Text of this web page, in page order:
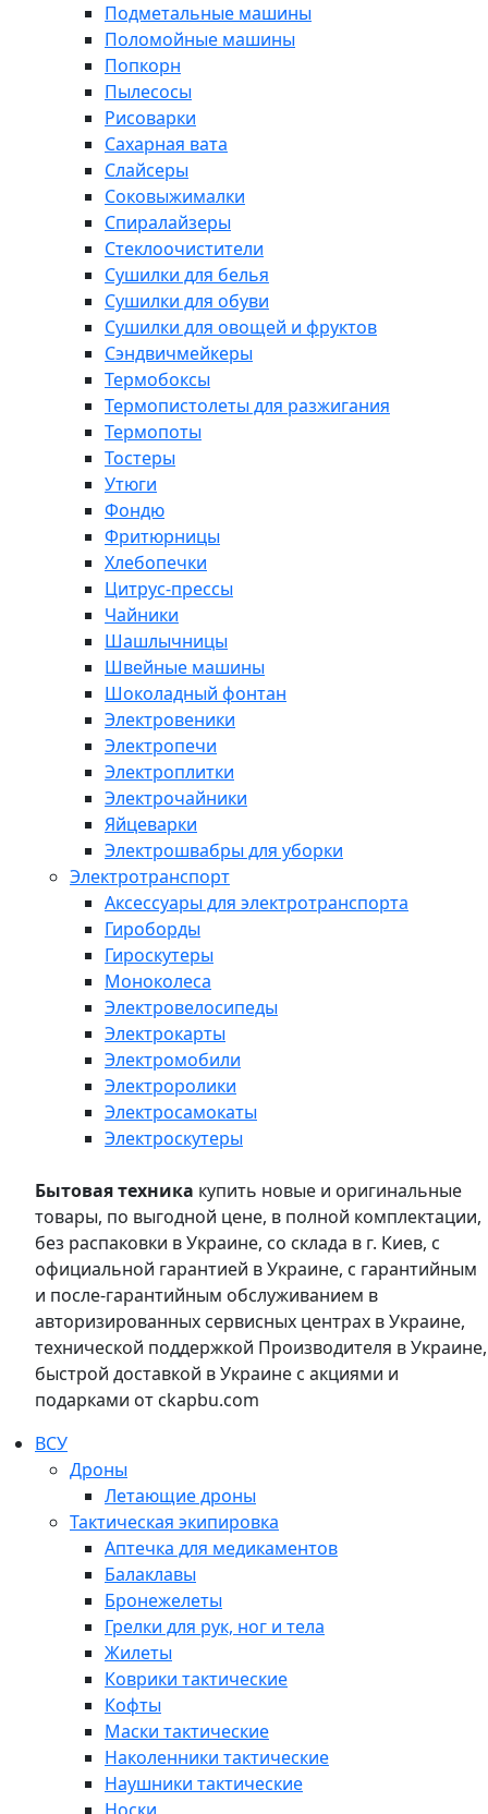
Подметальные машины
Поломойные машины
Попкорн
Пылесосы
Рисоварки
Сахарная вата
Слайсеры
Соковыжималки
Спиралайзеры
Стеклоочистители
Сушилки для белья
Сушилки для обуви
Сушилки для овощей и фруктов
Сэндвичмейкеры
Термобоксы
Термопистолеты для разжигания
Термопоты
Тостеры
Утюги
Фондю
Фритюрницы
Хлебопечки
Цитрус-прессы
Чайники
Шашлычницы
Швейные машины
Шоколадный фонтан
Электровеники
Электропечи
Электроплитки
Электрочайники
Яйцеварки
Электрошвабры для уборки
Электротранспорт
Аксессуары для электротранспорта
Гироборды
Гироскутеры
Моноколеса
Электровелосипеды
Электрокарты
Электромобили
Электроролики
Электросамокаты
Электроскутеры
Бытовая техника купить новые и оригинальные
товары, по выгодной цене, в полной комплектации,
без распаковки в Украине, со склада в г. Киев, с
официальной гарантией в Украине, с гарантийным
и после-гарантийным обслуживанием в
авторизированных сервисных центрах в Украине,
технической поддержкой Производителя в Украине,
быстрой доставкой в Украине с акциями и
подарками от ckapbu.com
ВСУ
Дроны
Летающие дроны
Тактическая экипировка
Аптечка для медикаментов
Балаклавы
Бронежелеты
Грелки для рук, ног и тела
Жилеты
Коврики тактические
Кофты
Маски тактические
Наколенники тактические
Наушники тактические